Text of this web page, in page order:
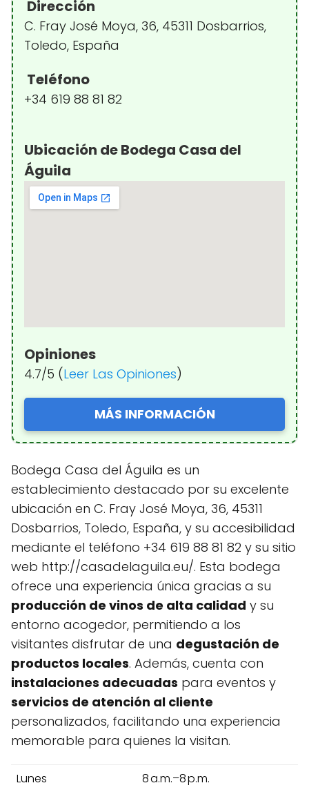
Dirección
C. Fray José Moya, 36, 45311 Dosbarrios,
Toledo, España
Teléfono
+34 619 88 81 82
Ubicación de Bodega Casa del
Águila
Opiniones
4.7/5 (Leer Las Opiniones)
MÁS INFORMACIÓN
Bodega Casa del Águila es un
establecimiento destacado por su excelente
ubicación en C. Fray José Moya, 36, 45311
Dosbarrios, Toledo, España, y su accesibilidad
mediante el teléfono +34 619 88 81 82 y su sitio
web http://casadelaguila.eu/. Esta bodega
ofrece una experiencia única gracias a su
producción de vinos de alta calidad y su
entorno acogedor, permitiendo a los
visitantes disfrutar de una degustación de
productos locales. Además, cuenta con
instalaciones adecuadas para eventos y
servicios de atención al cliente
personalizados, facilitando una experiencia
memorable para quienes la visitan.
Lunes
8 a.m.–8 p.m.